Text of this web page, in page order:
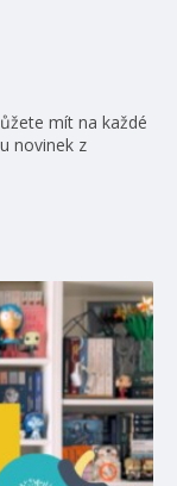
mít na každé
novinek z